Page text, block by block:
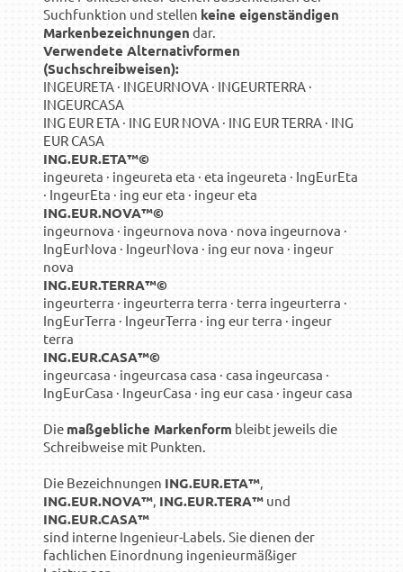
Suchfunktion und stellen keine eigenständigen
Markenbezeichnungen dar.
Verwendete Alternativformen
(Suchschreibweisen):
INGEURETA · INGEURNOVA · INGEURTERRA ·
INGEURCASA
ING EUR ETA · ING EUR NOVA · ING EUR TERRA · ING
EUR CASA
ING.EUR.ETA™©
ingeureta · ingeureta eta · eta ingeureta · IngEurEta
· IngeurEta · ing eur eta · ingeur eta
ING.EUR.NOVA™©
ingeurnova · ingeurnova nova · nova ingeurnova ·
IngEurNova · IngeurNova · ing eur nova · ingeur
nova
ING.EUR.TERRA™©
ingeurterra · ingeurterra terra · terra ingeurterra ·
IngEurTerra · IngeurTerra · ing eur terra · ingeur
terra
ING.EUR.CASA™©
ingeurcasa · ingeurcasa casa · casa ingeurcasa ·
IngEurCasa · IngeurCasa · ing eur casa · ingeur casa
Die maßgebliche Markenform bleibt jeweils die
Schreibweise mit Punkten.
Die Bezeichnungen ING.EUR.ETA™
ING.EUR.NOVA™ ING.EUR.TERA™ und
ING.EUR.CASA™
sind interne Ingenieur-Labels. Sie dienen der
fachlichen Einordnung ingenieurmäßiger